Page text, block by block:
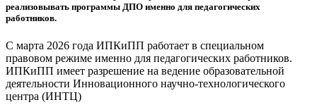
реализовывать программы ДПО именно для педагогических
работников.
С марта 2026 года ИПКиПП работает в специальном
правовом режиме именно для педагогических работников.
ИПКиПП имеет разрешение на ведение образовательной
деятельности Инновационного научно-технологического
центра (ИНТЦ)